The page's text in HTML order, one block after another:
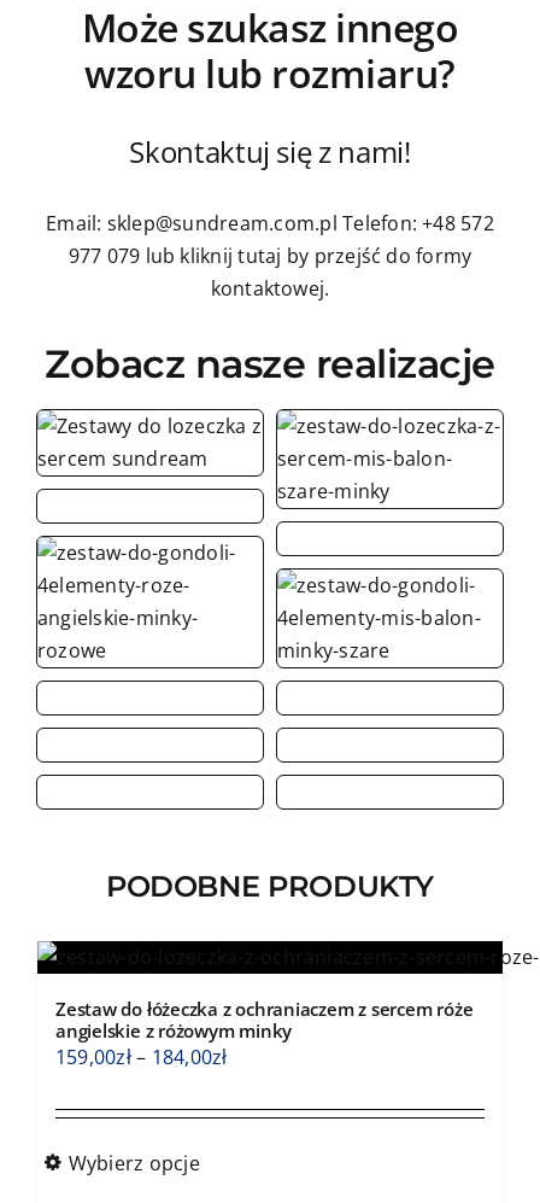
Może szukasz innego
wzoru lub rozmiaru?
Skontaktuj się z nami!
Email: sklep@sundream.com.pl Telefon: +48 572
977 079 lub kliknij tutaj by przejść do formy
kontaktowej.
Zobacz nasze realizacje
PODOBNE PRODUKTY
Zestaw do łóżeczka z ochraniaczem z sercem róże
angielskie z różowym minky
159,00zł– 184,00złZakres
od
Wybierz opcje